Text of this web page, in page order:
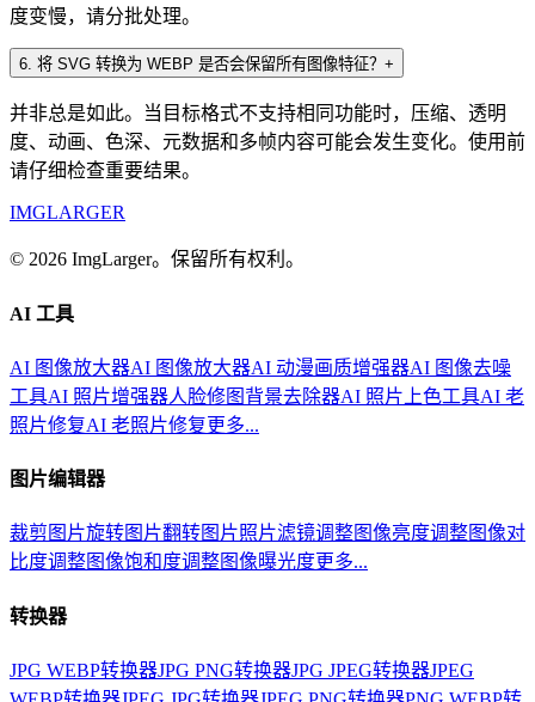
度变慢，请分批处理。
6. 将 SVG 转换为 WEBP 是否会保留所有图像特征？ +
并非总是如此。当目标格式不支持相同功能时，压缩、透明
度、动画、色深、元数据和多帧内容可能会发生变化。使用前
请仔细检查重要结果。
IMGLARGER
© 2026 ImgLarger。保留所有权利。
AI 工具
AI 图像放大器AI 图像放大器AI 动漫画质增强器AI 图像去噪
工具AI 照片增强器人脸修图 背景去除器AI 照片上色工具AI 老
照片修复AI 老照片修复更多...
图片编辑器
裁剪图片旋转图片翻转图片照片滤镜调整图像亮度调整图像对
比度调整图像饱和度调整图像曝光度更多...
转换器
JPG WEBP转换器JPG PNG转换器JPG JPEG转换器JPEG